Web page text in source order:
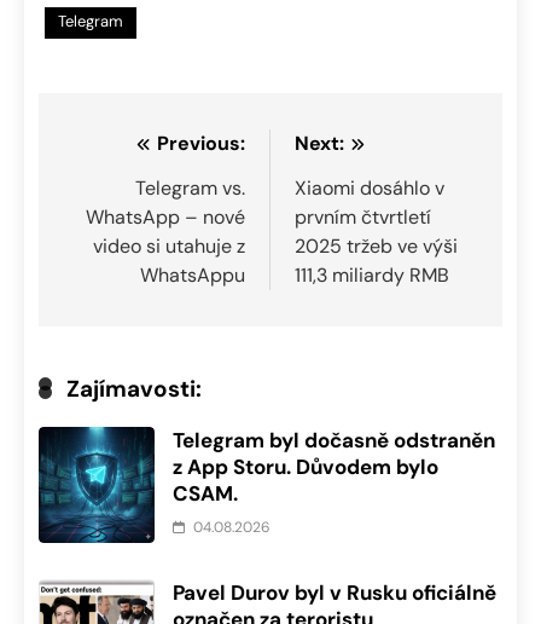
Telegram
Navigace
příspěvek
Previous:
Telegram vs.
WhatsApp – nové
video si utahuje z
WhatsAppu
Next:
Xiaomi dosáhlo v
prvním čtvrtletí
2025 tržeb ve výši
111,3 miliardy RMB
Zajímavosti:
Telegram byl dočasně odstraněn
z App Storu. Důvodem bylo
CSAM.
04.08.2026
Pavel Durov byl v Rusku oficiálně